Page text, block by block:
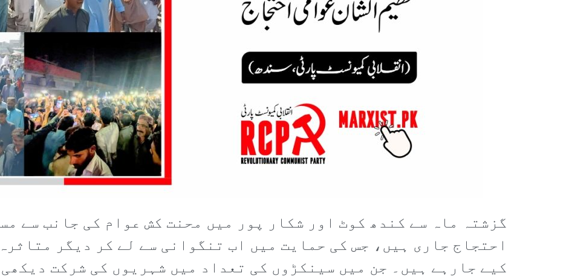
گزشتہ ماہ سے کندھ کوٹ اور شکار پور میں محنت کش عوام کی جانب سے
احتجاج جاری ہیں، جس کی حمایت میں اب تنگوانی سے لے کر دیگر
کیے جارہے ہیں۔ جن میں سینکڑوں کی تعداد میں شہریوں کی شرکت